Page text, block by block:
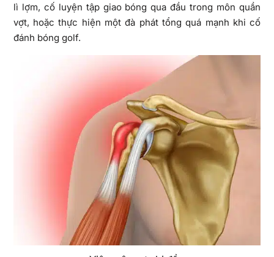
lì lợm, cố luyện tập giao bóng qua đầu trong môn quần
vợt, hoặc thực hiện một đà phát tổng quá mạnh khi cố
đánh bóng golf.